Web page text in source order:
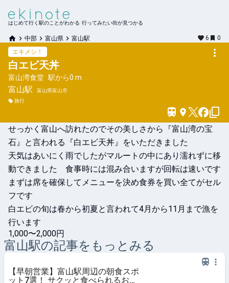
はじめて行く駅のことがわかる 行ってみたい街が見つかる
中部 富山県 富山駅 6
0
エキメシ！
白エビ天丼
富山湾食堂 駅から0 m
富山駅
富山県富山市
旅行
せっかく富山へ訪れたのでその美しさから『富山湾の宝
石』と言われる『白エビ天丼』をいただきました
天気はあいにく雨でしたがマルートの中にあり濡れずに移
動できました　食事時には混み合いますが回転は速いです
まずは席を確保してメニューを決め食券を買い全てがセル
フです
白エビの旬は春から初夏と言われて4月から11月まで漁を
行います
1,000〜2,000円
富山駅の記事をもっとみる
【早朝営業】富山駅周辺の朝食スポ
ット7選！ サクッと食べられるお店